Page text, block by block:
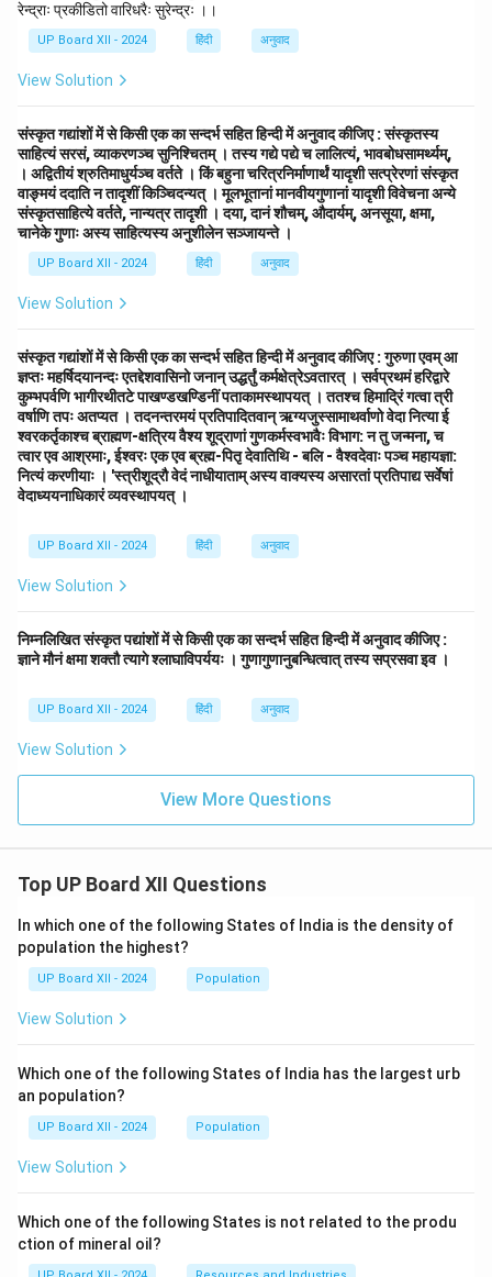
रेन्द्राः प्रकीडितो वारिधरैः सुरेन्द्रः ।।
UP Board XII - 2024 हिंदी अनुवाद
View Solution
संस्कृत गद्यांशों में से किसी एक का सन्दर्भ सहित हिन्दी में अनुवाद कीजिए : संस्कृतस्य
साहित्यं सरसं, व्याकरणञ्च सुनिश्चितम् । तस्य गद्ये पद्ये च लालित्यं, भावबोधसामर्थ्यम्,
। अद्वितीयं श्रुतिमाधुर्यञ्च वर्तते । किं बहुना चरित्रनिर्माणार्थं यादृशी सत्प्रेरणां संस्कृत
वाङ्मयं ददाति न तादृशीं किञ्चिदन्यत् । मूलभूतानां मानवीयगुणानां यादृशी विवेचना अन्ये
संस्कृतसाहित्ये वर्तते, नान्यत्र तादृशी । दया, दानं शौचम्, औदार्यम्, अनसूया, क्षमा,
चानेके गुणाः अस्य साहित्यस्य अनुशीलेन सञ्जायन्ते ।
UP Board XII - 2024 हिंदी अनुवाद
View Solution
संस्कृत गद्यांशों में से किसी एक का सन्दर्भ सहित हिन्दी में अनुवाद कीजिए : गुरुणा एवम् आ
ज्ञप्तः महर्षिदयानन्दः एतद्देशवासिनो जनान् उद्धर्तुं कर्मक्षेत्रेऽवतारत् । सर्वप्रथमं हरिद्वारे
कुम्भपर्वणि भागीरथीतटे पाखण्डखण्डिनीं पताकामस्थापयत् । ततश्च हिमाद्रिं गत्वा त्री
वर्षाणि तपः अतप्यत । तदनन्तरमयं प्रतिपादितवान् ऋग्यजुस्सामाथर्वाणो वेदा नित्या ई
श्वरकर्तृकाश्च ब्राह्मण-क्षत्रिय वैश्य शूद्राणां गुणकर्मस्वभावैः विभाग: न तु जन्मना, च
त्वार एव आश्रमाः, ईश्वरः एक एव ब्रह्म-पितृ देवातिथि - बलि - वैश्वदेवाः पञ्च महायज्ञा:
नित्यं करणीयाः । 'स्त्रीशूद्रौ वेदं नाधीयाताम् अस्य वाक्यस्य असारतां प्रतिपाद्य सर्वेषां
वेदाध्ययनाधिकारं व्यवस्थापयत् ।
UP Board XII - 2024 हिंदी अनुवाद
View Solution
निम्नलिखित संस्कृत पद्यांशों में से किसी एक का सन्दर्भ सहित हिन्दी में अनुवाद कीजिए :
ज्ञाने मौनं क्षमा शक्तौ त्यागे श्लाघाविपर्ययः । गुणागुणानुबन्धित्वात् तस्य सप्रसवा इव ।
UP Board XII - 2024 हिंदी अनुवाद
View Solution
View More Questions
Top UP Board XII Questions
In which one of the following States of India is the density of
population the highest?
UP Board XII - 2024 Population
View Solution
Which one of the following States of India has the largest urb
an population?
UP Board XII - 2024 Population
View Solution
Which one of the following States is not related to the produ
ction of mineral oil?